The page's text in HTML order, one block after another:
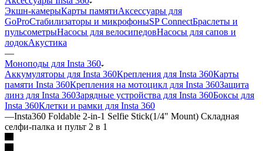
Экшн-камерыКарты памятиАксессуары для
GoProСтабилизаторы и микрофоныSP ConnectБраслеты и
пульсометрыНасосы для велосипедовНасосы для сапов и
лодокАкустика
—
Моноподы для Insta 360
Аккумуляторы для Insta 360Крепления для Insta 360Карты
памяти Insta 360Крепления на мотоцикл для Insta 360Защита
линз для Insta 360Зарядные устройства для Insta 360Боксы для
Insta 360Клетки и рамки для Insta 360
—Insta360 Foldable 2-in-1 Selfie Stick(1/4" Mount) Складная
селфи-палка и пульт 2 в 1